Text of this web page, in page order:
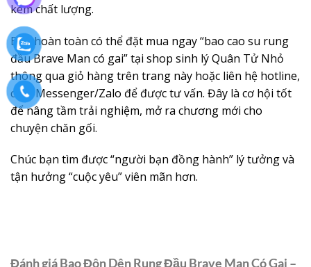
kém chất lượng.
Bạn hoàn toàn có thể đặt mua ngay “bao cao su rung
đầu Brave Man có gai” tại shop sinh lý Quân Tử Nhỏ
thông qua giỏ hàng trên trang này hoặc liên hệ hotline,
chat Messenger/Zalo để được tư vấn. Đây là cơ hội tốt
để nâng tầm trải nghiệm, mở ra chương mới cho
chuyện chăn gối.
Chúc bạn tìm được “người bạn đồng hành” lý tưởng và
tận hưởng “cuộc yêu” viên mãn hơn.
Đánh giá Bao Đôn Dên Rung Đầu Brave Man Có Gai –